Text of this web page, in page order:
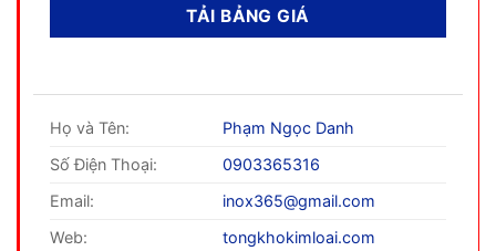
Họ và Tên:
Phạm Ngọc Danh
Số Điện Thoại:
0903365316
Email:
inox365@gmail.com
Web:
tongkhokimloai.com